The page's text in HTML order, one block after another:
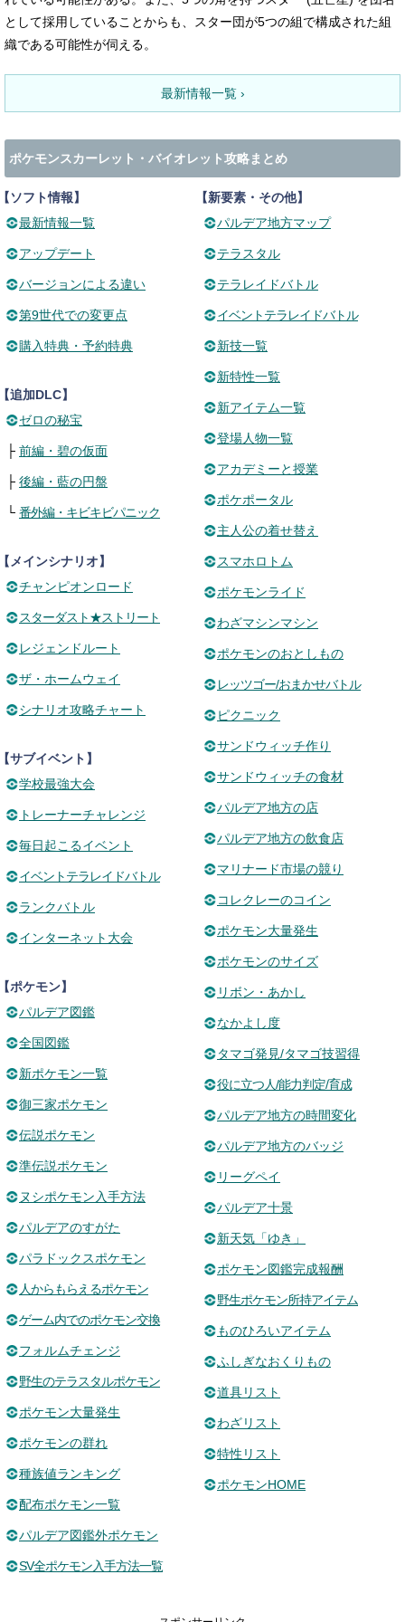
として採用していることからも、スター団が5つの組で構成された組
織である可能性が伺える。
最新情報一覧 ›
ポケモンスカーレット・バイオレット攻略まとめ
ソフト情報】
最新情報一覧
アップデート
バージョンによる違い
第9世代での変更点
購入特典・予約特典
追加DLC】
ゼロの秘宝
├ 前編・碧の仮面
├ 後編・藍の円盤
└ 番外編・キビキビパニック
メインシナリオ】
チャンピオンロード
スターダスト★ストリート
レジェンドルート
ザ・ホームウェイ
シナリオ攻略チャート
サブイベント】
学校最強大会
トレーナーチャレンジ
毎日起こるイベント
イベントテラレイドバトル
ランクバトル
インターネット大会
ポケモン】
パルデア図鑑
全国図鑑
新ポケモン一覧
御三家ポケモン
伝説ポケモン
準伝説ポケモン
ヌシポケモン入手方法
パルデアのすがた
パラドックスポケモン
人からもらえるポケモン
ゲーム内でのポケモン交換
フォルムチェンジ
野生のテラスタルポケモン
ポケモン大量発生
ポケモンの群れ
種族値ランキング
配布ポケモン一覧
パルデア図鑑外ポケモン
SV全ポケモン入手方法一覧
【新要素・その他】
パルデア地方マップ
テラスタル
テラレイドバトル
イベントテラレイドバトル
新技一覧
新特性一覧
新アイテム一覧
登場人物一覧
アカデミーと授業
ポケポータル
主人公の着せ替え
スマホロトム
ポケモンライド
わざマシンマシン
ポケモンのおとしもの
レッツゴー/おまかせバトル
ピクニック
サンドウィッチ作り
サンドウィッチの食材
パルデア地方の店
パルデア地方の飲食店
マリナード市場の競り
コレクレーのコイン
ポケモン大量発生
ポケモンのサイズ
リボン・あかし
なかよし度
タマゴ発見/タマゴ技習得
役に立つ人/能力判定/育成
パルデア地方の時間変化
パルデア地方のバッジ
リーグペイ
パルデア十景
新天気「ゆき」
ポケモン図鑑完成報酬
野生ポケモン所持アイテム
ものひろいアイテム
ふしぎなおくりもの
道具リスト
わざリスト
特性リスト
ポケモンHOME